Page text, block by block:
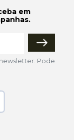
em
Pode